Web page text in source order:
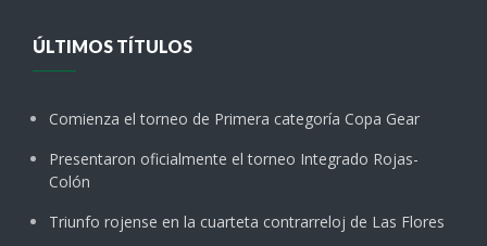
ÚLTIMOS TÍTULOS
Comienza el torneo de Primera categoría Copa Gear
Presentaron oficialmente el torneo Integrado Rojas-
Colón
Triunfo rojense en la cuarteta contrarreloj de Las Flores